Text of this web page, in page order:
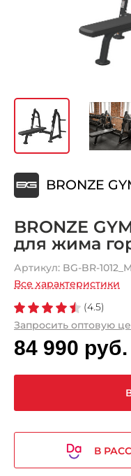
BRONZE
BRONZE
для жима
Артикул: BG-BR-
Все характеристики
(4.5)
Запросить оптовую
84 990 руб.
В